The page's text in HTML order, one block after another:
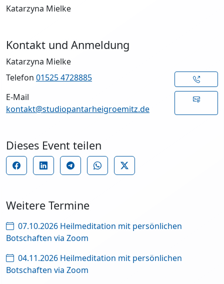
Katarzyna Mielke
Kontakt und Anmeldung
Katarzyna Mielke
Telefon 01525 4728885
E-Mail
kontakt@studiopantarheigroemitz.de
Dieses Event teilen
Weitere Termine
07.10.2026 Heilmeditation mit persönlichen
Botschaften via Zoom
04.11.2026 Heilmeditation mit persönlichen
Botschaften via Zoom